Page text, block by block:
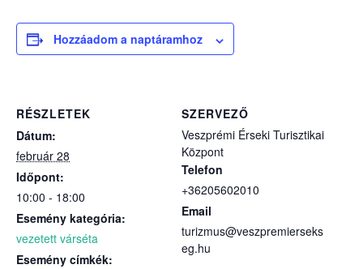
Hozzáadom a naptáramhoz
RÉSZLETEK
Dátum:
február 28
Időpont:
10:00 - 18:00
Esemény kategória:
vezetett várséta
Esemény címkék:
SZERVEZŐ
Veszprémi Érseki Turisztikai
Központ
Telefon
+36205602010
Email
turizmus@veszpremierseks
eg.hu